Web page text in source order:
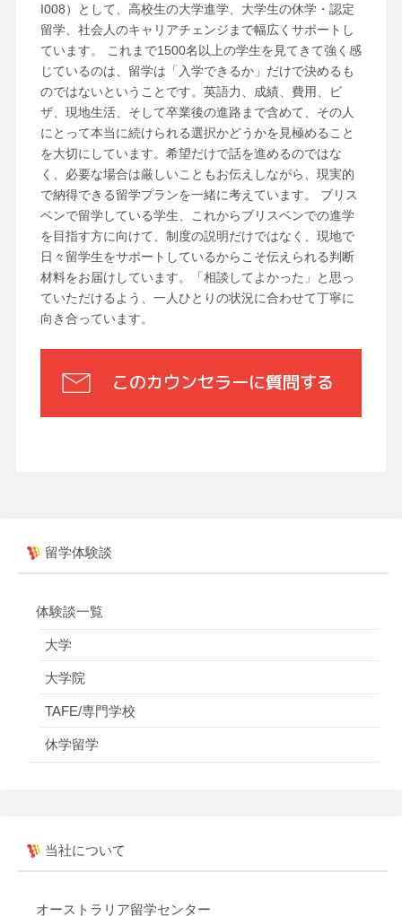
I008）として、高校生の大学進学、大学生の休学・認定
留学、社会人のキャリアチェンジまで幅広くサポートし
ています。 これまで1500名以上の学生を見てきて強く感
じているのは、留学は「入学できるか」だけで決めるも
のではないということです。英語力、成績、費用、ビ
ザ、現地生活、そして卒業後の進路まで含めて、その人
にとって本当に続けられる選択かどうかを見極めること
を大切にしています。希望だけで話を進めるのではな
く、必要な場合は厳しいこともお伝えしながら、現実的
で納得できる留学プランを一緒に考えています。 ブリス
ベンで留学している学生、これからブリスベンでの進学
を目指す方に向けて、制度の説明だけではなく、現地で
日々留学生をサポートしているからこそ伝えられる判断
材料をお届けしています。「相談してよかった」と思っ
ていただけるよう、一人ひとりの状況に合わせて丁寧に
向き合っています。
このカウンセラーに質問する
留学体験談
体験談一覧
大学
大学院
TAFE/専門学校
休学留学
当社について
オーストラリア留学センター